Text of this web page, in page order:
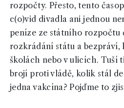
rozpočty. Přesto, tento
c(o)vid divadla ani jednou
peníze ze státního rozpočtu
rozkrádání státu a bezpráví,
školách nebo v ulicích. Tuší
brojí proti vládě, kolik stál
jedna vakcína? Pojďme to